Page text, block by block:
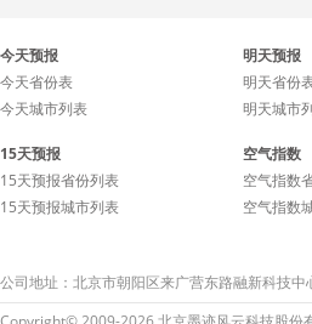
今天预报
今天省份表
今天城市列表
明天预报
明天省份
明天城市
15天预报
15天预报省份列表
15天预报城市列表
空气指数
空气指数
空气指数
公司地址：北京市朝阳区来广营东路融新科技